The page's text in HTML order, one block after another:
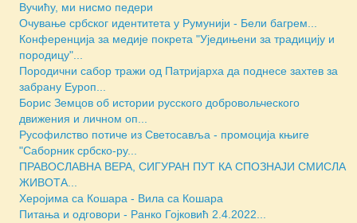
Вучићу, ми нисмо педери
Очување србског идентитета у Румунији - Бели багрем...
Конференција за медије покрета "Уједињени за традицију и
породицу"...
Породични сабор тражи од Патријарха да поднесе захтев за
забрану Еуроп...
Борис Земцов об истории русского добровольческого
движения и личном оп...
Русофилство потиче из Светосавља - промоција књиге
"Саборник србско-ру...
ПРАВОСЛАВНА ВЕРА, СИГУРАН ПУТ КА СПОЗНАЈИ СМИСЛА
ЖИВОТА...
Херојима са Кошара - Вила са Кошара
Питања и одговори - Ранко Гојковић 2.4.2022...